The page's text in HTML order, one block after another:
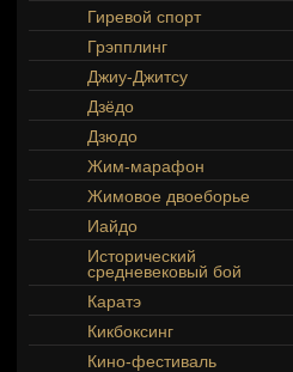
Гиревой спорт
Грэпплинг
Джиу-Джитсу
Дзёдо
Дзюдо
Жим-марафон
Жимовое двоеборье
Иайдо
Исторический
средневековый бой
Каратэ
Кикбоксинг
Кино-фестиваль